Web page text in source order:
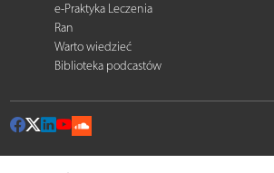
e-Praktyka Leczenia
Ran
Warto wiedzieć
Biblioteka podcastów